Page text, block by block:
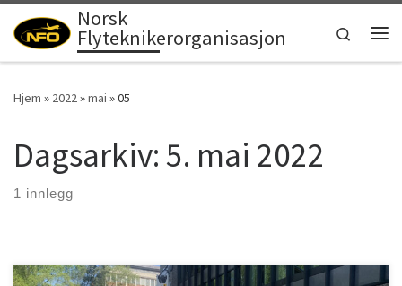
Skip to content
Norsk
Flyteknikerorganisasjon
Search
Hjem » 2022»mai »05
Dagsarkiv: 5. mai 2022
1 innlegg